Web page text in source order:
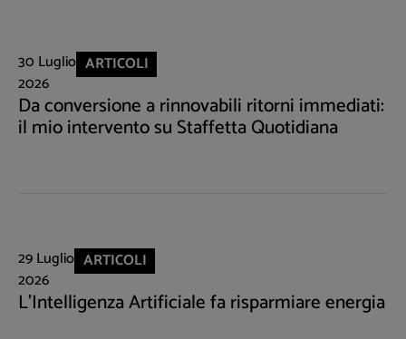
30 Luglio
2026
ARTICOLI
Da conversione a rinnovabili ritorni immediati:
il mio intervento su Staffetta Quotidiana
29 Luglio
2026
ARTICOLI
L'Intelligenza Artificiale fa risparmiare energia